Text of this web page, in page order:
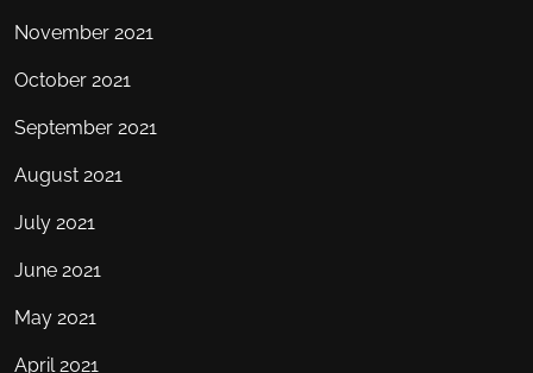
November 2021
October 2021
September 2021
August 2021
July 2021
June 2021
May 2021
April 2021